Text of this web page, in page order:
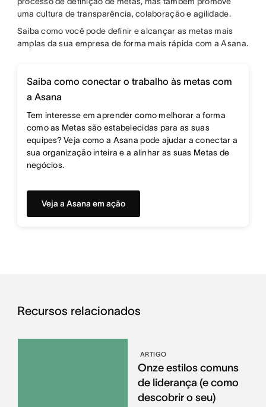
uma cultura de transparência, colaboração e agilidade.
Saiba como você pode definir e alcançar as metas mais
amplas da sua empresa de forma mais rápida com a Asana.
Saiba como conectar o trabalho às metas com
a Asana
Tem interesse em aprender como melhorar a forma
como as Metas são estabelecidas para as suas
equipes? Veja como a Asana pode ajudar a conectar a
sua organização inteira e a alinhar as suas Metas de
negócios.
Veja a Asana em ação
Recursos relacionados
ARTIGO
Onze estilos comuns
de liderança (e como
descobrir o seu)